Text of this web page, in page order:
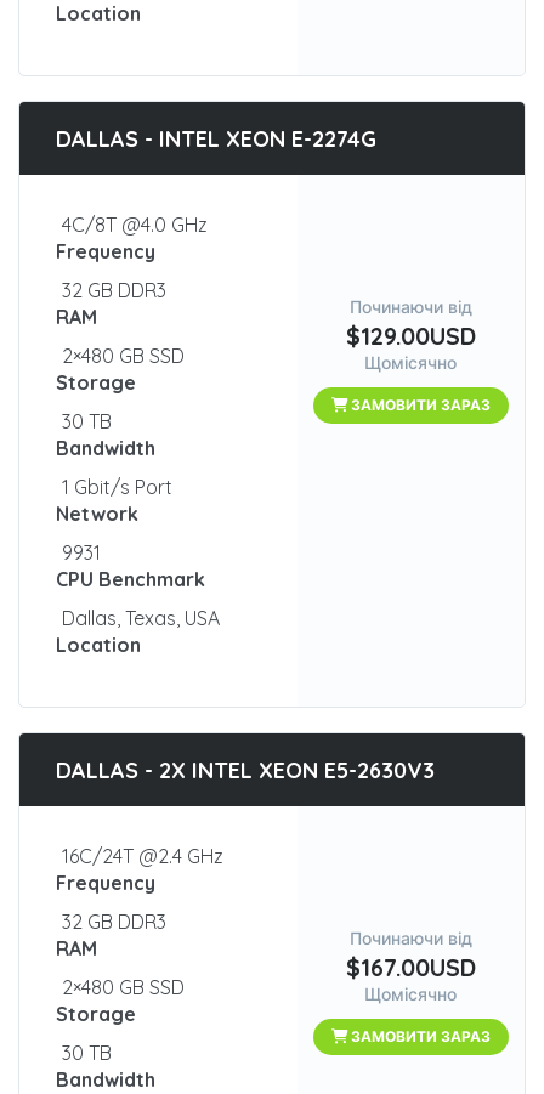
Location
DALLAS - INTEL XEON E-2274G
4C/8T @4.0 GHz
Frequency
32 GB DDR3
RAM
2×480 GB SSD
Storage
30 TB
Bandwidth
1 Gbit/s Port
Network
9931
CPU Benchmark
Dallas, Texas, USA
Location
Починаючи від
$129.00USD
Щомісячно
ЗАМОВИТИ ЗАРАЗ
DALLAS - 2X INTEL XEON E5-2630V3
16C/24T @2.4 GHz
Frequency
32 GB DDR3
RAM
2×480 GB SSD
Storage
30 TB
Bandwidth
Починаючи від
$167.00USD
Щомісячно
ЗАМОВИТИ ЗАРАЗ